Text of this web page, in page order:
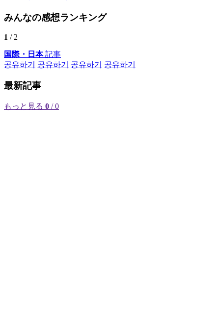
みんなの感想ランキング
1 / 2
国際・日本記事
공유하기
공유하기 공유하기 공유하기
最新記事
もっと見る 0 / 0